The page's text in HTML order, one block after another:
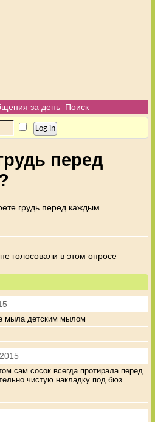
за день Поиск
перед
грудь перед каждым
голосовали в этом опросе
мыла детским мылом
сам сосок всегда протирала перед
чистую накладку под бюз.